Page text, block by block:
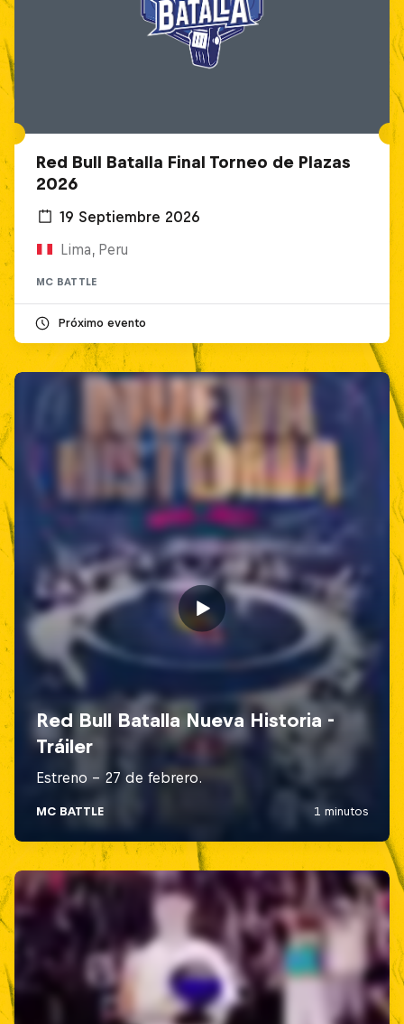
Red Bull Batalla Final Torneo de Plazas
2026
19 Septiembre 2026
Lima, Peru
MC BATTLE
Próximo evento